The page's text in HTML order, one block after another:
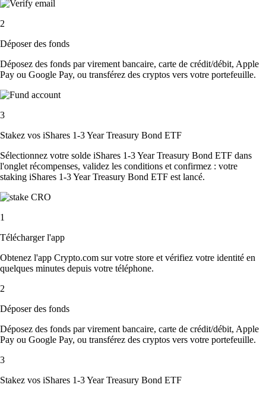
2
Déposer des fonds
Déposez des fonds par virement bancaire, carte de crédit/débit, Apple
Pay ou Google Pay, ou transférez des cryptos vers votre portefeuille.
3
Stakez vos iShares 1-3 Year Treasury Bond ETF
Sélectionnez votre solde iShares 1-3 Year Treasury Bond ETF dans
l'onglet récompenses, validez les conditions et confirmez : votre
staking iShares 1-3 Year Treasury Bond ETF est lancé.
1
Télécharger l'app
Obtenez l'app Crypto.com sur votre store et vérifiez votre identité en
quelques minutes depuis votre téléphone.
2
Déposer des fonds
Déposez des fonds par virement bancaire, carte de crédit/débit, Apple
Pay ou Google Pay, ou transférez des cryptos vers votre portefeuille.
3
Stakez vos iShares 1-3 Year Treasury Bond ETF